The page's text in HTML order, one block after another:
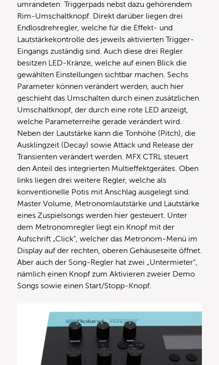
umrandeten Triggerpads nebst dazu gehörendem
Rim-Umschaltknopf. Direkt darüber liegen drei
Endlosdrehregler, welche für die Effekt- und
Lautstärkekontrolle des jeweils aktivierten Trigger-
Eingangs zuständig sind. Auch diese drei Regler
besitzen LED-Kränze, welche auf einen Blick die
gewählten Einstellungen sichtbar machen. Sechs
Parameter können verändert werden, auch hier
geschieht das Umschalten durch einen zusätzlichen
Umschaltknopf, der durch eine rote LED anzeigt,
welche Parameterreihe gerade verändert wird.
Neben der Lautstärke kann die Tonhöhe (Pitch), die
Ausklingzeit (Decay) sowie Attack und Release der
Transienten verändert werden. MFX CTRL steuert
den Anteil des integrierten Multieffektgerätes. Oben
links liegen drei weitere Regler, welche als
konventionelle Potis mit Anschlag ausgelegt sind.
Master Volume, Metronomlautstärke und Lautstärke
eines Zuspielsongs werden hier gesteuert. Unter
dem Metronomregler liegt ein Knopf mit der
Aufschrift „Click“, welcher das Metronom-Menü im
Display auf der rechten, oberen Gehäuseseite öffnet.
Aber auch der Song-Regler hat zwei „Untermieter“,
nämlich einen Knopf zum Aktivieren zweier Demo
Songs sowie einen Start/Stopp-Knopf.